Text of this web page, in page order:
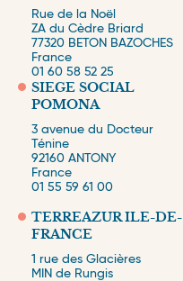
Rue de la Noël
ZA du Cèdre Briard
77320 BETON BAZOCHES
France
01 60 58 52 25
SIEGE SOCIAL
POMONA
3 avenue du Docteur
Ténine
92160 ANTONY
France
01 55 59 61 00
TERREAZUR ILE-DE-
FRANCE
1 rue des Glacières
MIN de Rungis